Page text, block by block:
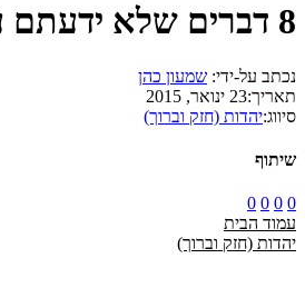
8 דברים שלא ידעתם על 10 המכות
נכתב על-ידי: שמעון כהן
תאריך:23 ינואר, 2015
סיווג:יהדות (חזק וברוך)
שיתוף
0
0
0
0
עמוד הבית
יהדות (חזק וברוך)